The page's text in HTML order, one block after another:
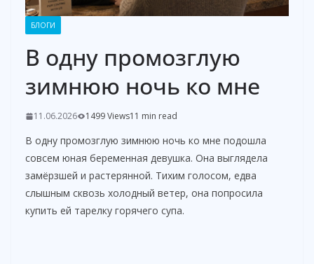
БЛОГИ
В одну промозглую
зимнюю ночь ко мне
11.06.2026 1499 Views11 min read
В одну промозглую зимнюю ночь ко мне подошла
совсем юная беременная девушка. Она выглядела
замёрзшей и растерянной. Тихим голосом, едва
слышным сквозь холодный ветер, она попросила
купить ей тарелку горячего супа.